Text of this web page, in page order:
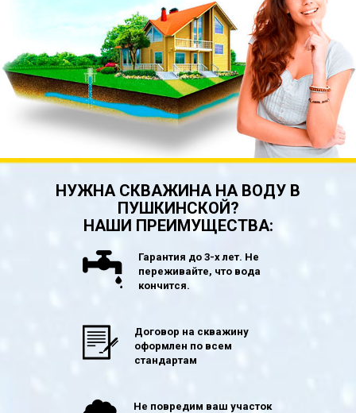
НУЖНА СКВАЖИНА НА ВОДУ В
ПУШКИНСКОЙ?
НАШИ ПРЕИМУЩЕСТВА:
Гарантия до 3-х лет. Не
переживайте, что вода
кончится.
Договор на скважину
оформлен по всем
стандартам
Не повредим ваш участок